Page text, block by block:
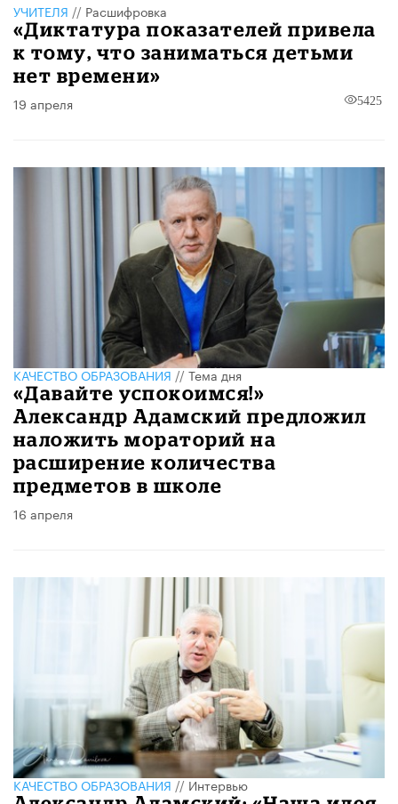
УЧИТЕЛЯ // Расшифровка
«Диктатура показателей привела
к тому, что заниматься детьми
нет времени»
19 апреля 5425
КАЧЕСТВО ОБРАЗОВАНИЯ//Тема дня
«Давайте успокоимся!»
Александр Адамский предложил
наложить мораторий на
расширение количества
предметов в школе
16 апреля
КАЧЕСТВО ОБРАЗОВАНИЯ//Интервью